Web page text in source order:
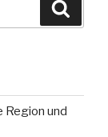
Region und